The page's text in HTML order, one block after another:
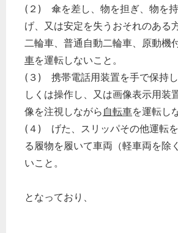
(２) 傘を差し、物を担ぎ、物を
げ、又は安定を失うおそれのある
二輪車、普通自動二輪車、原動機
車を運転しないこと。
(３) 携帯電話用装置を手で保持
しくは操作し、又は画像表示用装
像を注視しながら 自転車を運転し
(４) げた、スリッパその他運転
る履物を履いて車両（軽車両を除
いこと。
となっており、